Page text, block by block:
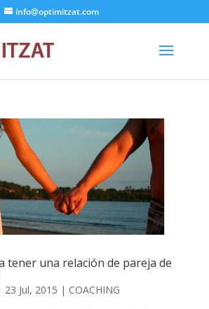
info@optimitzat.com
tener una relación de pareja de
23 Jul, 2015 | COACHING